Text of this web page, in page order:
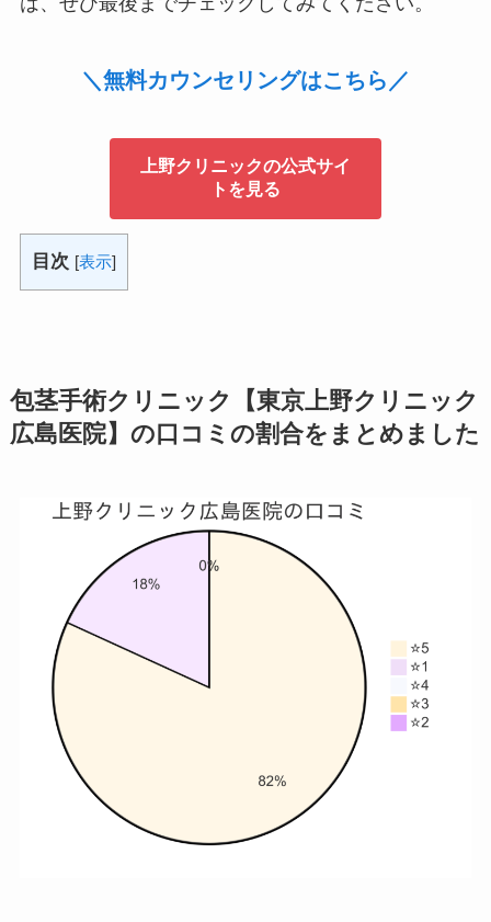
＼無料カウンセリングはこちら／
上野クリニックの公式サイ
トを見る
目次 [表示]
包茎手術クリニック【東京上野クリニック
広島医院】の口コミの割合をまとめました